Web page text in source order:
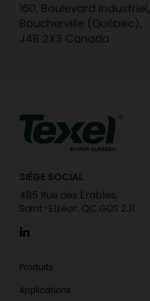
160, Boulevard Industriel,
Boucherville (Québec),
J4B 2X3 Canada
SIÈGE SOCIAL
485 Rue des Érables,
Saint-Elzéar, QC G0S 2J1
Produits
Applications